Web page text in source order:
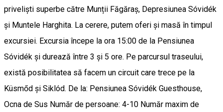
priveliști superbe către Munții Făgăraș, Depresiunea Sóvidék
și Muntele Harghita. La cerere, putem oferi și masă în timpul
excursiei. Excursia începe la ora 15:00 de la Pensiunea
Sóvidék și durează între 3 și 5 ore. Pe parcursul traseului,
există posibilitatea să facem un circuit care trece pe la
Küsmőd și Siklód. De la: Pensiunea Sóvidék Guesthouse,
Ocna de Sus Număr de persoane: 4-10 Număr maxim de